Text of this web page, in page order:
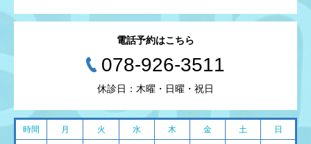
電話予約はこちら
078-926-3511
休診日：木曜・日曜・祝日
時間 月 火 水 木 金 土 日